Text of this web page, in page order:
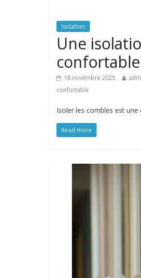
Isolation
Une
18 novembre 2025
confortable
Isoler les combles est
Read more